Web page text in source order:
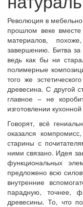
Революция в
прошлом веке вместе
материалов,
завершению. Битва
ведь как бы ни
полимерные
того же
древесина. С другой
главное – не
изготовлении
Говорят, всё
оказался
старины с
ними связано. Идея
функциональных
предложено всю
внутренние
парадную, точнее,
древесины. То, что